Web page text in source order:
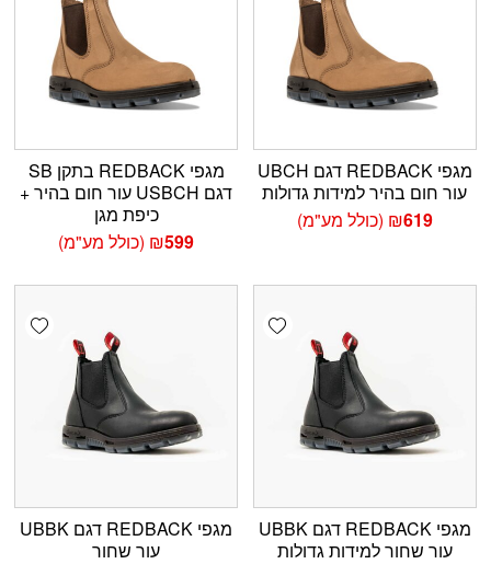
מגפי REDBACK דגם UBCH
עור חום בהיר למידות גדולות
₪619 (כולל מע"מ)
מגפי REDBACK בתקן SB
דגם USBCH עור חום בהיר +
כיפת מגן
₪599 (כולל מע"מ)
Add wishlist
מגפי REDBACK דגם UBBK
עור שחור למידות גדולות
מגפי REDBACK דגם UBBK
עור שחור